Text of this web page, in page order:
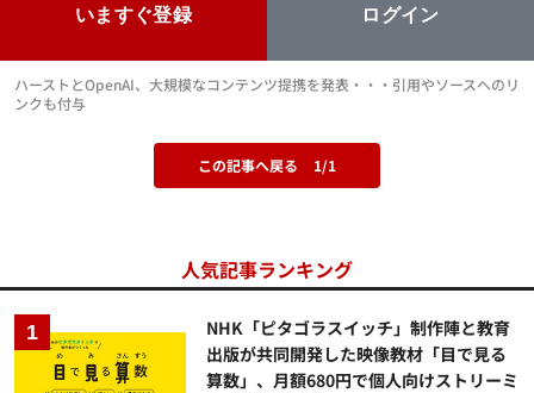
いますぐ登録 ログイン
ハーストとOpenAI、大規模なコンテンツ提携を発表・・・引用やソースへのリ
ンクも付与
この記事へ戻る 1/1
人気記事ランキング
NHK「ピタゴラスイッチ」制作陣と教育
出版が共同開発した映像教材「目で見る
算数」、月額680円で個人向けストリーミ